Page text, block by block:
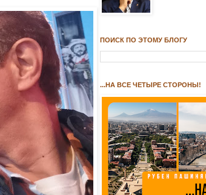
ПОИСК ПО ЭТОМУ БЛОГУ
...НА ВСЕ ЧЕТЫРЕ СТОРОНЫ!